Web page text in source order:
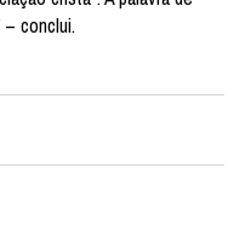
– conclui.